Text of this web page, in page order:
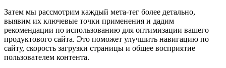
Затем мы рассмотрим каждый мета-тег более детально,
выявим их ключевые точки применения и дадим
рекомендации по использованию для оптимизации вашего
продуктового сайта. Это поможет улучшить навигацию по
сайту, скорость загрузки страницы и общее восприятие
пользователем контента.